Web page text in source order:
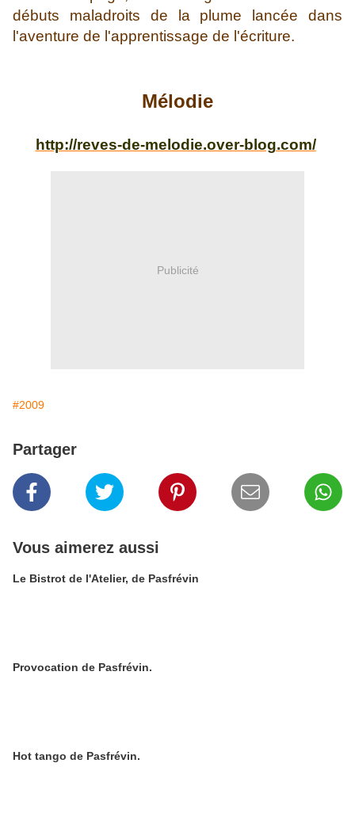
débuts maladroits de la plume lancée dans
l'aventure de l'apprentissage de l'écriture.
Mélodie
http://reves-de-melodie.over-blog.com/
Publicité
#2009
Partager
Vous aimerez aussi
Le Bistrot de l'Atelier, de Pasfrévin
Provocation de Pasfrévin.
Hot tango de Pasfrévin.